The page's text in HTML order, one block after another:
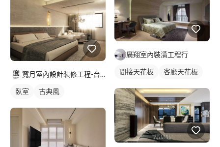
寬月室內設計裝修工程-台北店
臥室 古典風
廣翔室內裝潢工程行
間接天花板 客廳天花板